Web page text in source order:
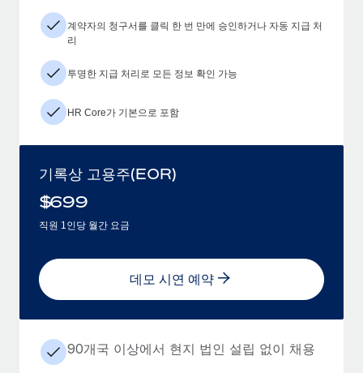
계약자의 청구서를 클릭 한 번 만에 승인하거나 자동 지급 처
리
투명한 지급 처리로 모든 정보 확인 가능
HR Core가 기본으로 포함
기록상 고용주(EOR)
$699
직원 1인당 월간 요금
데모 시연 예약
90개국 이상에서 현지 법인 설립 없이 채용